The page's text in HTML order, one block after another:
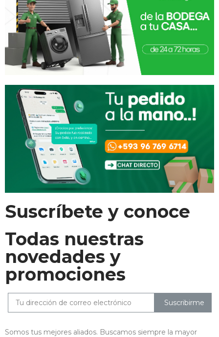
Suscríbete y conoce
Todas nuestras
novedades y
promociones
Suscribirme
Somos tus mejores aliados. Buscamos siempre la mayor